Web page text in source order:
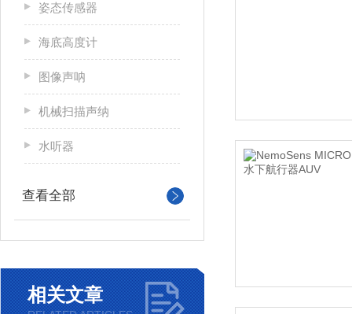
姿态传感器
海底高度计
图像声呐
机械扫描声纳
水听器
查看全部
相关文章